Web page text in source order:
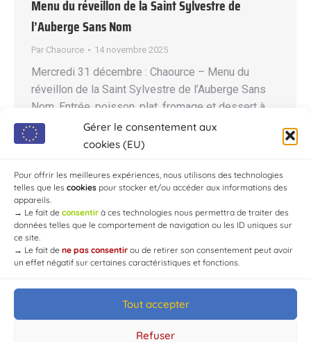
Gérer le consentement aux
cookies (EU)
Pour offrir les meilleures expériences, nous utilisons des technologies
telles que les cookies pour stocker et/ou accéder aux informations des
appareils.
→ Le fait de consentir à ces technologies nous permettra de traiter des
données telles que le comportement de navigation ou les ID uniques sur
ce site.
→ Le fait de ne pas consentir ou de retirer son consentement peut avoir
un effet négatif sur certaines caractéristiques et fonctions.
Tout accepter
Refuser
Menu du réveillon de la Saint Sylvestre de
l’Auberge Sans Nom
Par Chaource 14 novembre 2025
Mercredi 31 décembre : Chaource – Menu du
réveillon de la Saint Sylvestre de l’Auberge Sans
Nom. Entrée, poisson, plat, fromage et dessert à
80 € OU Entrée, plat, fromage et dessert à 68 €
Boisson non comprise Foie gras maison à la
de cabillaud, huile de…
© Mairie de Chaource [2004-2024] | Tous droits réservés.
Developed byWEB3-DESIGN